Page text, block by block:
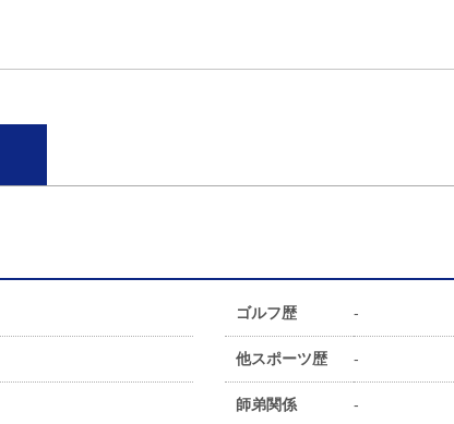
ゴルフ歴 -
他スポーツ歴 -
師弟関係 -